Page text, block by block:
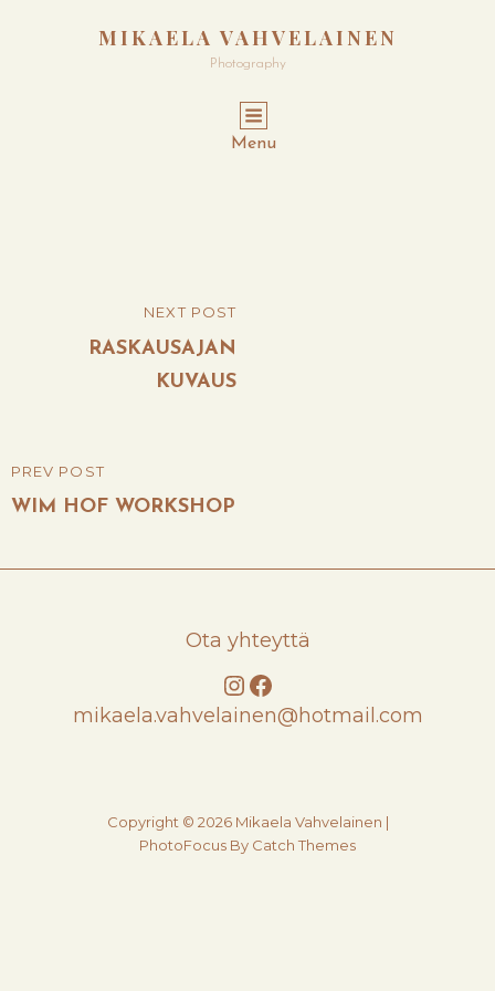
MIKAELA VAHVELAINEN
Photography
Menu
navigation
PREVIOUS
POST
PREV POST
WIM HOF WORKSHOP
NEXT POST
RASKAUSAJAN
KUVAUS
Ota yhteyttä
Instagram
Facebook
mikaela.vahvelainen@hotmail.com
Copyright © 2026 Mikaela Vahvelainen |
PhotoFocus By Catch Themes